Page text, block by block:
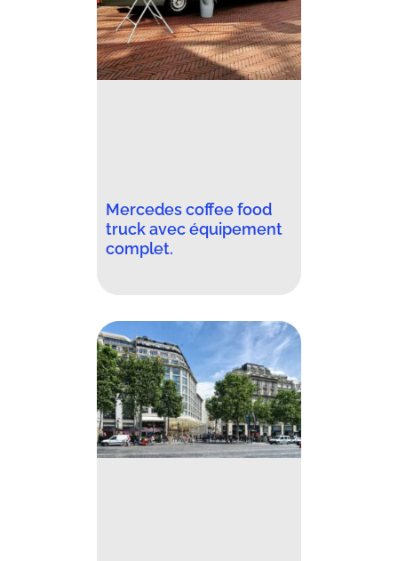
Mercedes coffee food
truck avec équipement
complet.